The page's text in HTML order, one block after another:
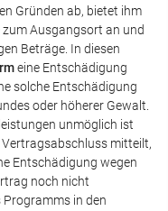
Gründen ab, bietet ihm
zum Ausgangsort an und
Beträge. In diesen
eine Entschädigung
solche Entschädigung
oder höherer Gewalt.
unmöglich ist
mitteilt,
Entschädigung wegen
noch nicht
in den